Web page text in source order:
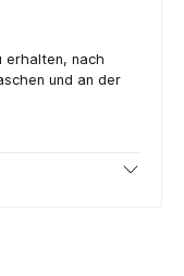
erhalten, nach
und an der